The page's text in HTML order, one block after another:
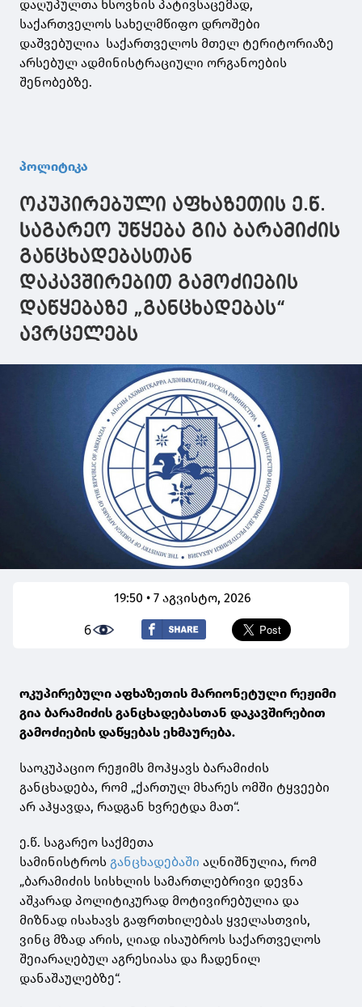
დაღუპულთა ხსოვნის პატივსაცემად,
საქართველოს სახელმწიფო დროშები
დაშვებულია საქართველოს მთელ ტერიტორიაზე
არსებულ ადმინისტრაციული ორგანოების
შენობებზე.
პოლიტიკა
ოკუპირებული აფხაზეთის ე.წ.
საგარეო უწყება გია ბარამიძის
განცხადებასთან
დაკავშირებით გამოძიების
დაწყებაზე „განცხადებას“
ავრცელებს
19:50 • 7 აგვისტო, 2026
6
ოკუპირებული აფხაზეთის მარიონეტული რეჟიმი
გია ბარამიძის განცხადებასთან დაკავშირებით
გამოძიების დაწყებას ეხმაურება.
საოკუპაციო რეჟიმს მოჰყავს ბარამიძის
განცხადება, რომ „ქართულ მხარეს ომში ტყვეები
არ აჰყავდა, რადგან ხვრეტდა მათ“.
ე.წ. საგარეო საქმეთა
სამინისტროს განცხადებაში აღნიშნულია, რომ
„ბარამიძის სისხლის სამართლებრივი დევნა
აშკარად პოლიტიკურად მოტივირებულია და
მიზნად ისახავს გაფრთხილებას ყველასთვის,
ვინც მზად არის, ღიად ისაუბროს საქართველოს
შეიარაღებულ აგრესიასა და ჩადენილ
დანაშაულებზე“.